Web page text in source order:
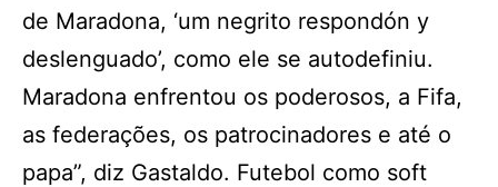
de Maradona, ‘um negrito respondón y
deslenguado’, como ele se autodefiniu.
Maradona enfrentou os poderosos, a Fifa,
as federações, os patrocinadores e até o
papa”, diz Gastaldo. Futebol como soft